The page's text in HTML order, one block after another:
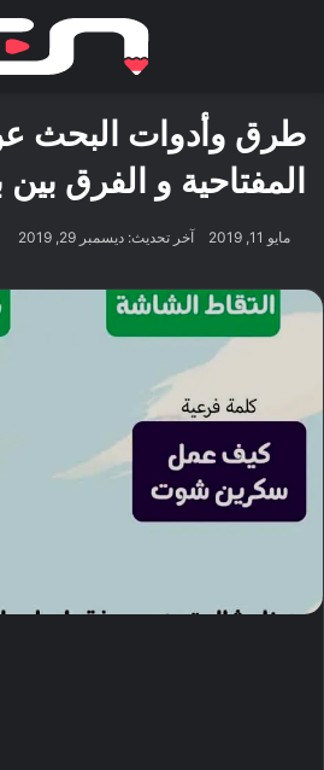
طرق وأدوات البحث
المفتاحية و الفرق بين
مايو 11, 2019 آخر تحديث: ديسمبر 29, 2019